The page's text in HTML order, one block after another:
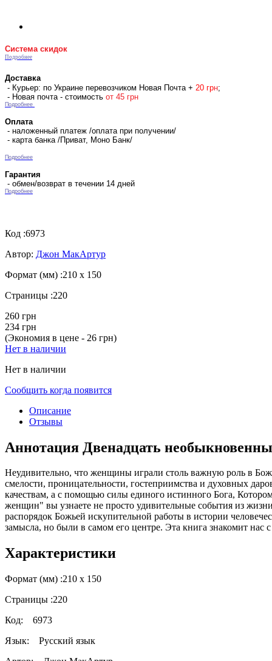
Система скидок
Подробнее
Доставка
- Курьер: по Украине перевозчиком Новая Почта + 20 грн;
- Новая почта - стоимость от 45 грн
Подробнее
Оплата
- наложенный платеж /оплата при получении/
- карта банка /Приват, Моно Банк/
Подробнее
Гарантия
- обмен/возврат в течении 14 дней
Подробнее
Код :6973
Автор: Джон МакАртур
Формат (мм) :210 х 150
Страницы :220
260 грн
234 грн
(Экономия в цене - 26 грн)
Нет в наличии
Нет в наличии
Сообщить когда появится
Описание
Отзывы
Аннотация Двенадцать
Неудивительно, что женщины играли столь важную роль в
смелости, проницательности, гостеприимства и духовных
качествам, а с помощью силы единого истинного Бога,
женщин" вы узнаете не просто удивительные события из
распорядок Божьей искупительной работы в истории
замысла, но были в самом его центре. Эта книга знакомит
Характеристики
Формат (мм) :210 х 150
Страницы :220
Код: 6973
Язык: Русский язык